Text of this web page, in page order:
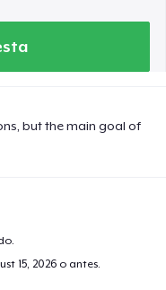
but the main goal of
15, 2026 o antes.